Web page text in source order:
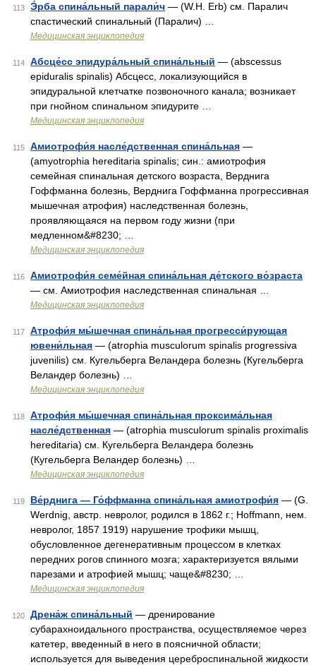
113 Э́рба спина́льный парали́ч — (W.Н. Erb) см. Паралич
спастический спинальный (Паралич) …
Медицинская энциклопедия
114 Абсце́сс эпидура́льный спина́льный — (abscessus
epiduralis spinalis) Абсцесс, локализующийся в
эпидуральной клетчатке позвоночного канала; возникает
при гнойном спинальном эпидурите …
Медицинская энциклопедия
115 Амиотрофи́я насле́дственная спина́льная —
(amyotrophia hereditaria spinalis; син.: амиотрофия
семейная спинальная детского возраста, Верднига
Гоффманна болезнь, Верднига Гоффманна прогрессивная
мышечная атрофия) наследственная болезнь,
проявляющаяся на первом году жизни (при
медленном&#8230; …
Медицинская энциклопедия
116
Амиотрофи́я семе́йная спина́льная де́тского во́зраста
— см. Амиотрофия наследственная спинальная …
Медицинская энциклопедия
117
Атрофи́я мы́шечная спина́льная прогресси́рующая
ювени́льная — (atrophia musculorum spinalis progressiva
juvenilis) см. Кугельберга Веландера болезнь (Кугельберга
Веландер болезнь) …
Медицинская энциклопедия
118
Атрофи́я мы́шечная спина́льная проксима́льная
насле́дственная — (atrophia musculorum spinalis proximalis
hereditaria) см. Кугельберга Веландера болезнь
(Кугельберга Веландер болезнь) …
Медицинская энциклопедия
119 Ве́рднига — Го́ффманна спина́льная амиотрофи́я — (G.
Werdnig, австр. невролог, родился в 1862 г.; Hoffmann, нем.
невролог, 1857 1919) нарушение трофики мышц,
обусловленное дегенеративным процессом в клетках
передних рогов спинного мозга; характеризуется вялыми
парезами и атрофией мышц; чаще&#8230; …
Медицинская энциклопедия
120 Дрена́ж спина́льный — дренирование
субарахноидального пространства, осуществляемое через
катетер, введенный в него в поясничной области;
используется для выведения цереброспинальной жидкости